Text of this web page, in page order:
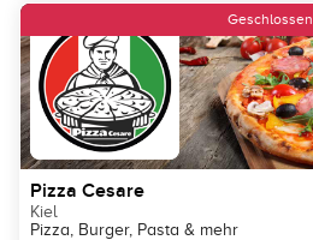
Geschlossen
Pizza Cesare
Kiel
Pizza, Burger, Pasta & mehr